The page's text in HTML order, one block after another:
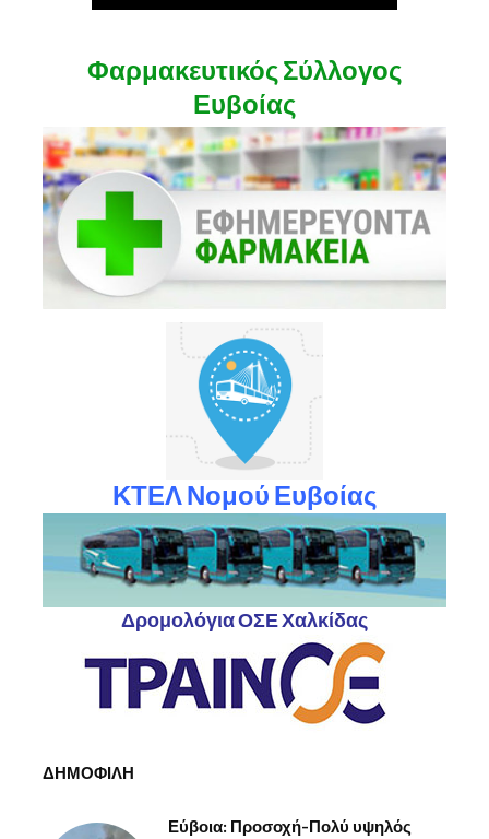
Φαρμακευτικός Σύλλογος
Ευβοίας
ΚΤΕΛ Νομού Ευβοίας
Δρομολόγια ΟΣΕ Χαλκίδας
ΔΗΜΟΦΙΛΗ
Εύβοια: Προσοχή-Πολύ υψηλός